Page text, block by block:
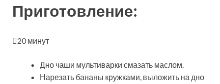
Приготовление:
20 минут
Дно чаши мультиварки смазать маслом.
Нарезать бананы кружками, выложить на дно